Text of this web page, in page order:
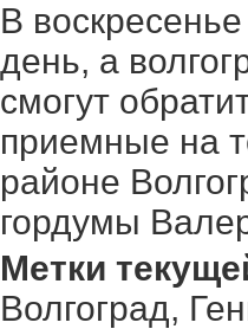
В
день, а
смогут
приемные на
районе
гордумы
Метки
Волгоград,